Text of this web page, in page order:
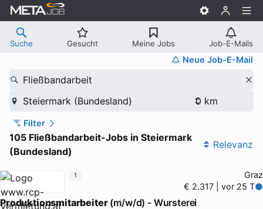
Suche Gesucht Meine Jobs Job-E-Mails
Neue Job-E-Mail
Fließbandarbeit
Steiermark (Bundesland)
Filter
105 Fließbandarbeit-Jobs in Steiermark
(Bundesland)
Relevanz
Graz
€ 2.317 | vor 25 T
Produktionsmitarbeiter(m/w/d) - Wursterei
1